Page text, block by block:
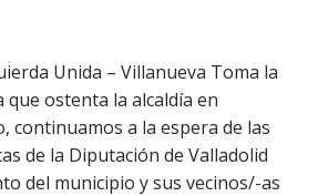
Unida – Villanueva Toma la
ostenta la alcaldía en
continuamos a la espera de las
de la Diputación de Valladolid
del municipio y sus vecinos/-as